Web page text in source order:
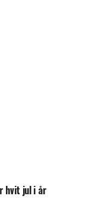
hvit jul i år